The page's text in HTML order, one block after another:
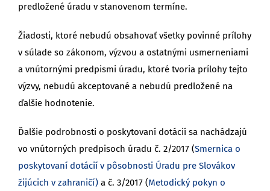
predložené úradu v stanovenom termíne.
Žiadosti, ktoré nebudú obsahovať všetky povinné prílohy
v súlade so zákonom, výzvou a ostatnými usmerneniami
a vnútornými predpismi úradu, ktoré tvoria prílohy tejto
výzvy, nebudú akceptované a nebudú predložené na
ďalšie hodnotenie.
Ďalšie podrobnosti o poskytovaní dotácií sa nachádzajú
vo vnútorných predpisoch úradu č. 2/2017 (Smernica о
poskytovaní dotácií v pôsobnosti Úradu pre Slovákov
žijúcich v zahraničí) a č. 3/2017 (Metodický pokyn o